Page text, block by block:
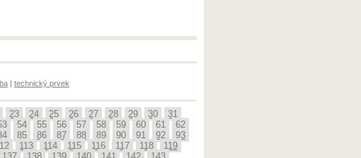
| technický prvek
23 24 25 26 27 28 29 30
31
54 55 56 57 58 59 60 61
62
85 86 87 88 89 90 91 92
93
113 114 115 116 117 118
119